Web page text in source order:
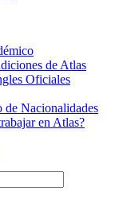
de Atlas
Oficiales
de Nacionalidades
en Atlas?